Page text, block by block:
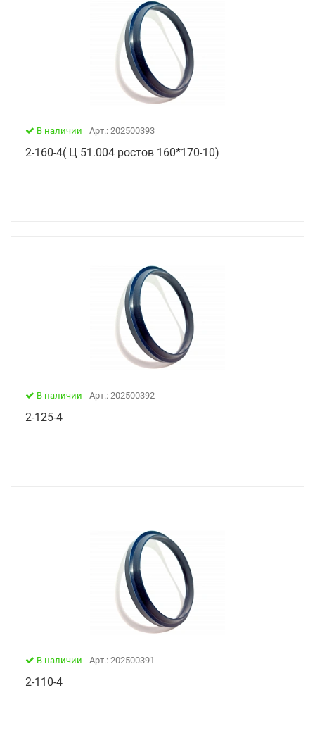
В наличии Арт.: 202500393
2-160-4( Ц 51.004 ростов 160*170-10)
В наличии Арт.: 202500392
2-125-4
В наличии Арт.: 202500391
2-110-4